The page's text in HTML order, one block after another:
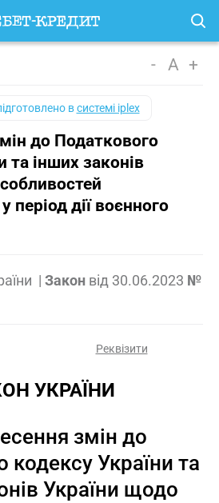
- A +
всистемі iplex
до Податкового
та інших законів
період дії воєнного
| Закон від 30.06.2023 №
Реквізити
УКРАЇНИ
змін до
кодексу України та
України щодо